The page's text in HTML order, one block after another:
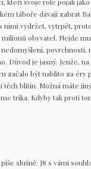
táboře dávají zabrat
nimi vydržet, vytrpět,
milionů obyvatel. Nejde
Důvod je jasný. Jenže,
začalo být nablito za éry
těch blitin. Možná máte
trika. Kdyby tak proti
slušně. J8 s vámi